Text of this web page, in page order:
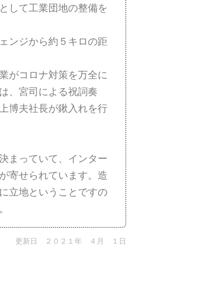
して工業団地の整備を
ンジから約５キロの距
がコロナ対策を万全に
、宮司による祝詞奏
博夫社長が鍬入れを行
まっていて、インター
寄せられています。造
立地ということですの
更新日 ２０２１年 ４月 １日